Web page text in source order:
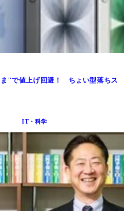
"で値上げ回避！ ちょい型落ちス
IT・科学